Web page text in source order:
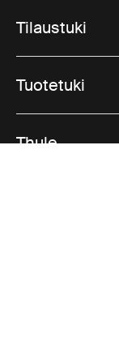
Tilaustuki
Tuotetuki
Thule